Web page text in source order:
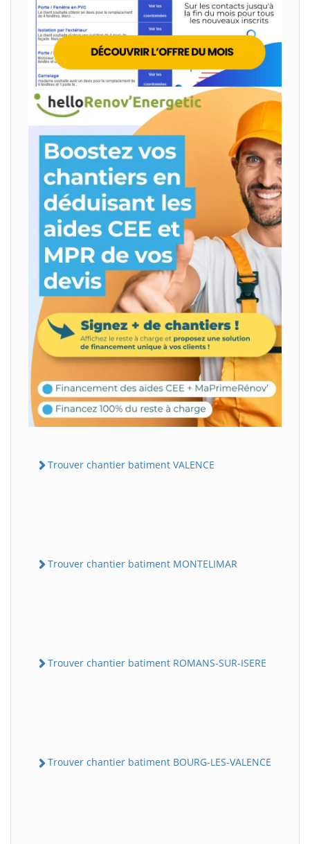
Trouver chantier batiment VALENCE
Trouver chantier batiment MONTELIMAR
Trouver chantier batiment ROMANS-SUR-ISERE
Trouver chantier batiment BOURG-LES-VALENCE